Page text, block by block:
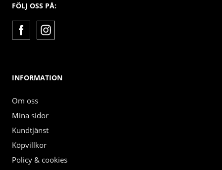
FÖLJ OSS PÅ:
INFORMATION
Om oss
Mina sidor
Kundtjänst
Köpvillkor
Policy & cookies